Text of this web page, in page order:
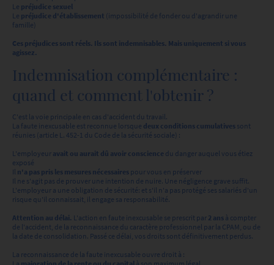
Le préjudice sexuel
Le préjudice d'établissement (impossibilité de fonder ou d'agrandir une
famille)
Ces préjudices sont réels. Ils sont indemnisables. Mais uniquement si vous
agissez.
Indemnisation complémentaire :
quand et comment l'obtenir ?
C'est la voie principale en cas d'accident du travail.
La faute inexcusable est reconnue lorsque deux conditions cumulatives sont
réunies (article L. 452-1 du Code de la sécurité sociale) :
L'employeur avait ou aurait dû avoir conscience du danger auquel vous étiez
exposé
Il n'a pas pris les mesures nécessaires pour vous en préserver
Il ne s'agit pas de prouver une intention de nuire. Une négligence grave suffit.
L'employeur a une obligation de sécurité: et s'il n'a pas protégé ses salariés d'un
risque qu'il connaissait, il engage sa responsabilité.
Attention au délai. L'action en faute inexcusable se prescrit par 2 ans à compter
de l'accident, de la reconnaissance du caractère professionnel par la CPAM, ou de
la date de consolidation. Passé ce délai, vos droits sont définitivement perdus.
La reconnaissance de la faute inexcusable ouvre droit à :